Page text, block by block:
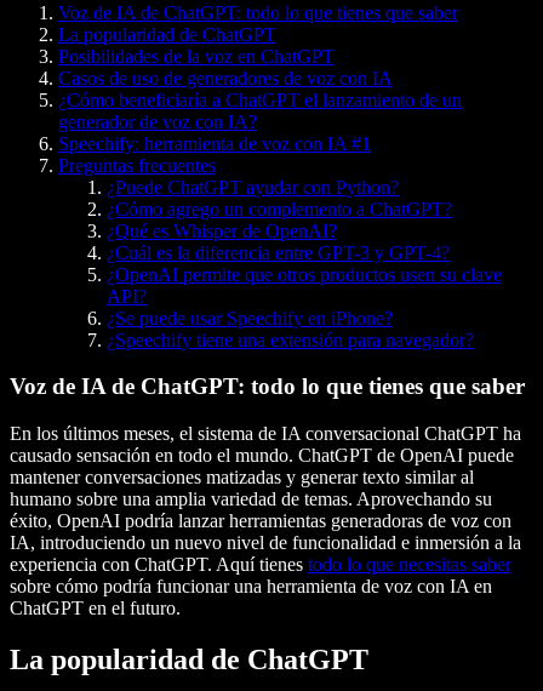
Voz de IA de ChatGPT: todo lo que tienes que saber
La popularidad de ChatGPT
Posibilidades de la voz en ChatGPT
Casos de uso de generadores de voz con IA
¿Cómo beneficiaría a ChatGPT el lanzamiento de un
generador de voz con IA?
Speechify: herramienta de voz con IA #1
Preguntas frecuentes
¿Puede ChatGPT ayudar con Python?
¿Cómo agrego un complemento a ChatGPT?
¿Qué es Whisper de OpenAI?
¿Cuál es la diferencia entre GPT-3 y GPT-4?
¿OpenAI permite que otros productos usen su clave
API?
¿Se puede usar Speechify en iPhone?
¿Speechify tiene una extensión para navegador?
Voz de IA de ChatGPT: todo lo que tienes que saber
En los últimos meses, el sistema de IA conversacional ChatGPT ha
causado sensación en todo el mundo. ChatGPT de OpenAI puede
mantener conversaciones matizadas y generar texto similar al
humano sobre una amplia variedad de temas. Aprovechando su
éxito, OpenAI podría lanzar herramientas generadoras de voz con
IA, introduciendo un nuevo nivel de funcionalidad e inmersión a la
experiencia con ChatGPT. Aquí tienes todo lo que necesitas saber
sobre cómo podría funcionar una herramienta de voz con IA en
ChatGPT en el futuro.
La popularidad de ChatGPT